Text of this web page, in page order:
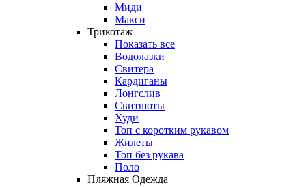
Миди
Макси
Трикотаж
Показать все
Водолазки
Свитера
Кардиганы
Лонгслив
Свитшоты
Худи
Топ с коротким рукавом
Жилеты
Топ без рукава
Поло
Пляжная Одежда